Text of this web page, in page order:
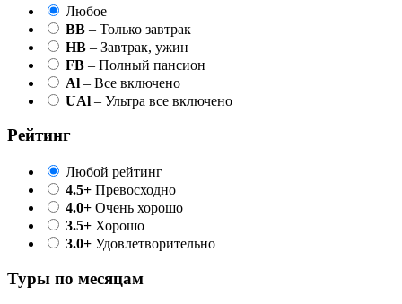
Любое
BB – Только завтрак
HB – Завтрак, ужин
FB – Полный пансион
Al – Все включено
UAl – Ультра все включено
Рейтинг
Любой рейтинг
4.5+ Превосходно
4.0+ Очень хорошо
3.5+ Хорошо
3.0+ Удовлетворительно
Туры по месяцам